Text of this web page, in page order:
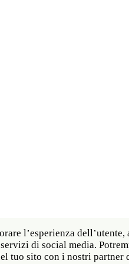
l’esperienza dell’utente,
di social media.
tuo sito con i nostri partner